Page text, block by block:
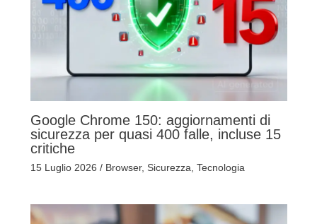
Google Chrome 150: aggiornamenti di
sicurezza per quasi 400 falle, incluse 15
critiche
15 Luglio 2026 / Browser, Sicurezza Tecnologia